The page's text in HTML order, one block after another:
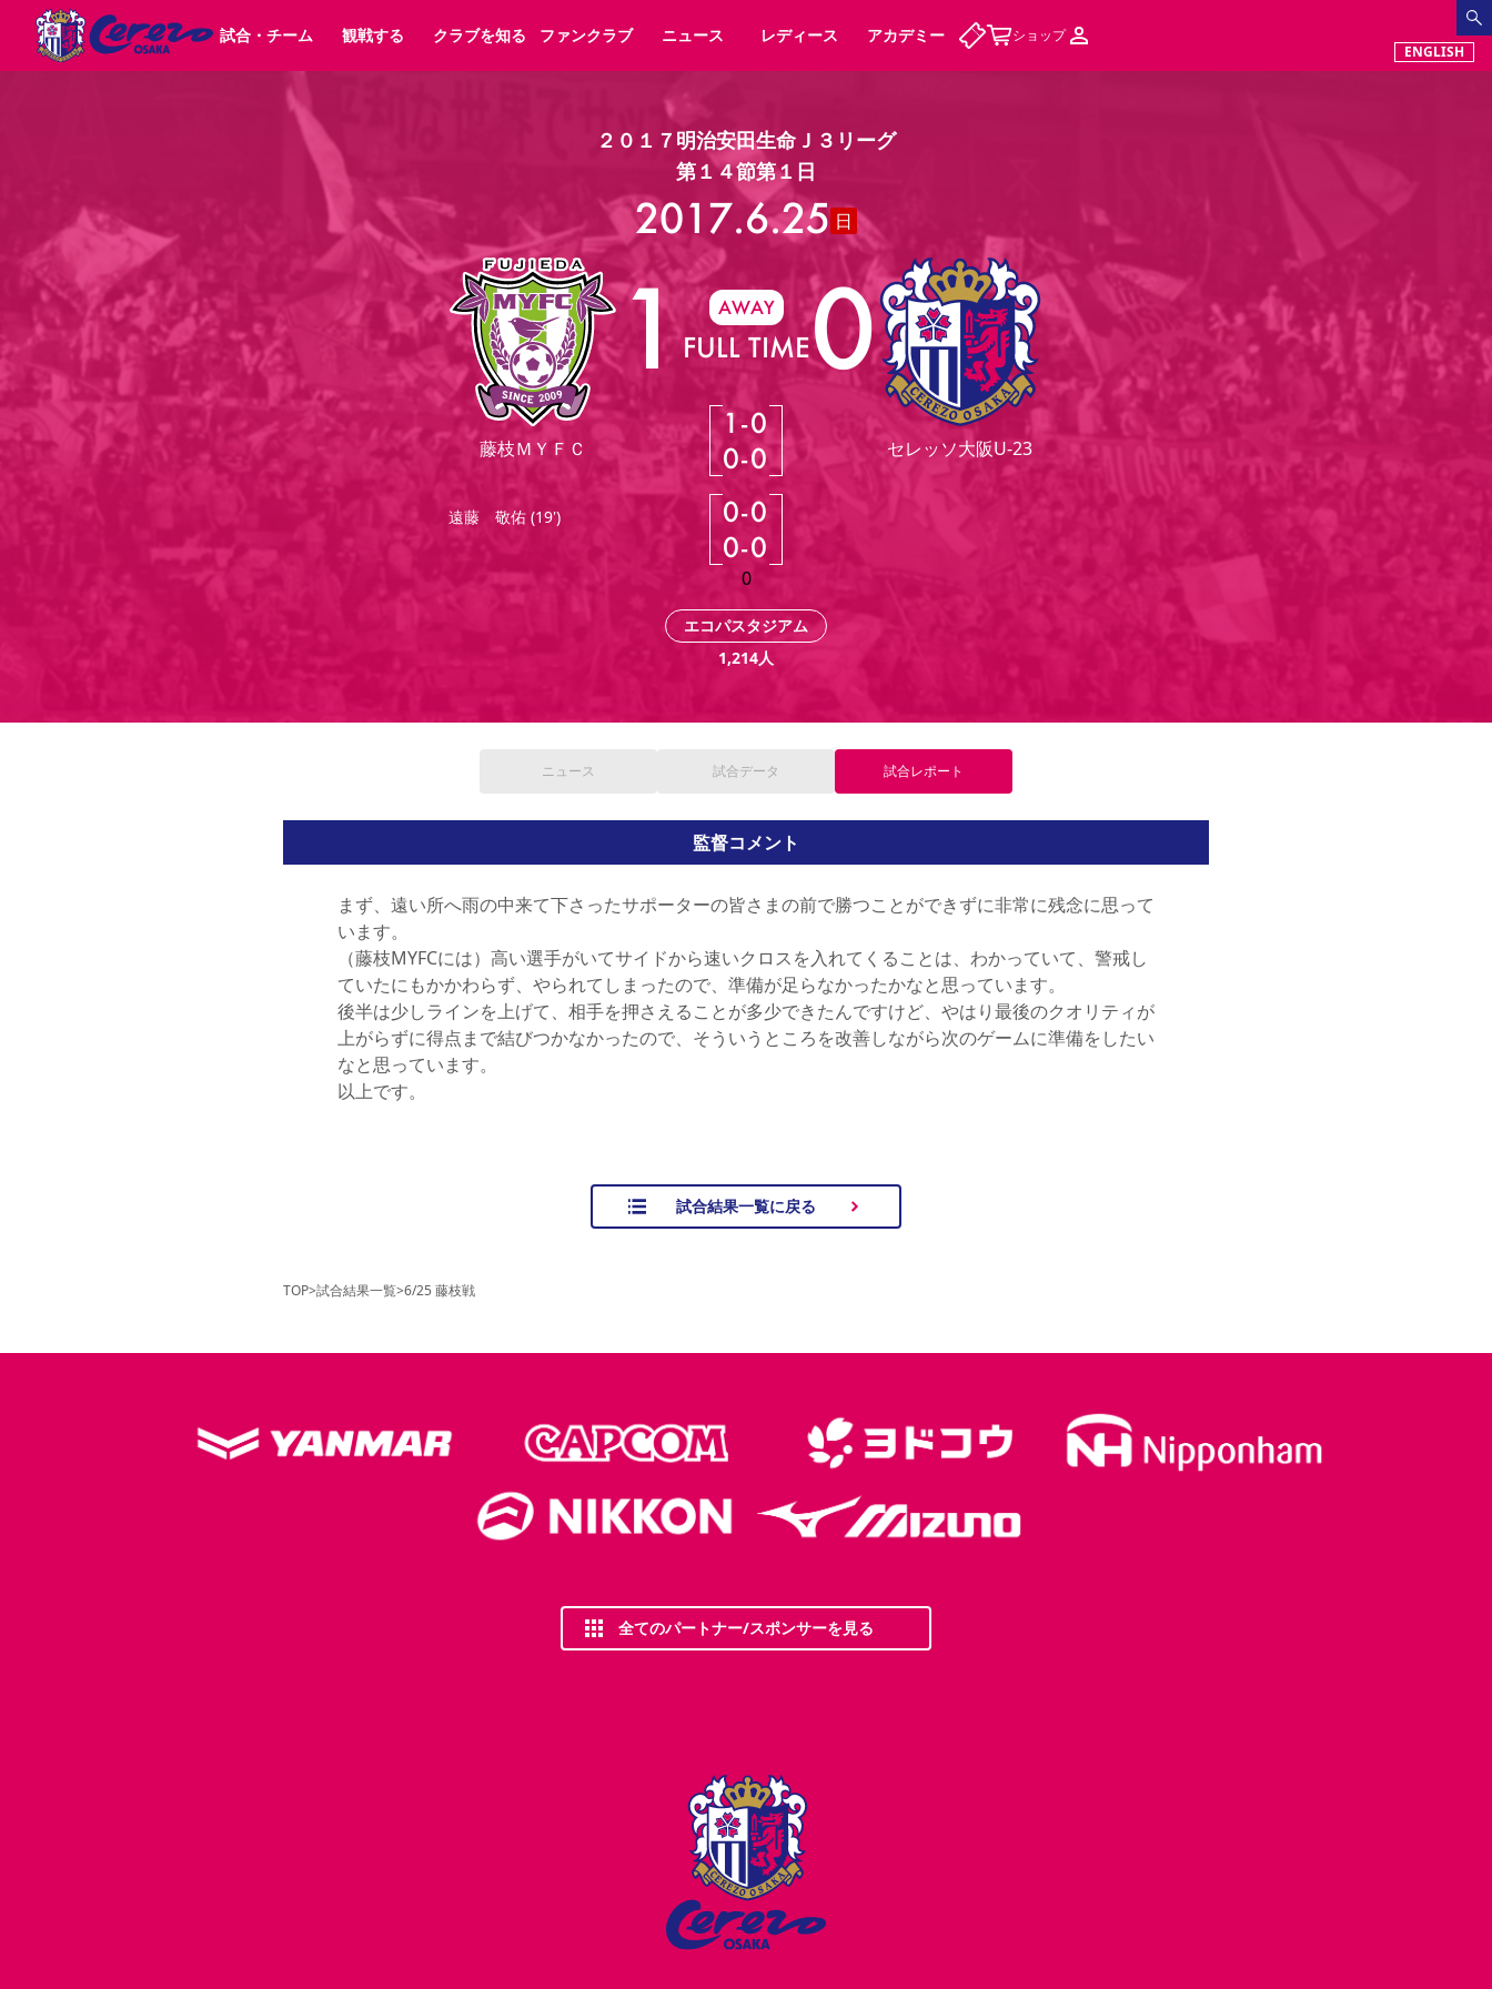
試合・チーム
メディア情報 アクセス アカデミー
ハナサカプレーヤー
歴代所属選手
観戦する
販売スケジュール 価格・席種 法人シーズンシート 福祉サービス
譲渡サービス
初めて観戦ガイド キッズ向けサービス グルメ マッチデープログラム 観戦マナー&ルール
ビジターサポーター観戦ガイド
公式アプリ
YANMAR HANASAKA STADIUM DAZNで観戦 アウェイツアー よくある質問
クラブを知る
シーズン記録 求人情報
セレッソ大阪VISAカード サポートスタッフ セレッソアイデアちょうだいな
応援商店街
Lise（ライセンスビジネス）
サステナビリティポリシー インパクトレポート 活動レポート SPORT POSITIVE LEAGUES
取り組み実績
スポーツクラブ
長居公園 セレッソフットサルパーク セレッソフットサルパーク長居
セレッソスポーツパーク舞洲
YANMAR HANASAKA STADIUM
子供のサッカースクール
大人のサッカースクール
その他スポーツクラブ
ファンクラブ
招待券引換方法 まいセレチケット 婚姻届・出生届・命名書
ニュース
チケット パートナー スポーツクラブ メディア
レディース アカデミー
ショップ
ENGLISH
２０１７明治安田生命Ｊ３リーグ
第１４節第１日
2017.6.25 日
藤枝ＭＹＦＣ
遠藤 敬佑 (19')
1 AWAY
FULL TIME0
1-0
0-0
0-0
0-0
0
セレッソ大阪U-23
エコパスタジアム
1,214人
ニュース 試合データ 試合レポート
監督コメント
まず、遠い所へ雨の中来て下さったサポーターの皆さまの前で勝つことができずに非常に残念に思って
います。
（藤枝MYFCには）高い選手がいてサイドから速いクロスを入れてくることは、わかっていて、警戒し
ていたにもかかわらず、やられてしまったので、準備が足らなかったかなと思っています。
後半は少しラインを上げて、相手を押さえることが多少できたんですけど、やはり最後のクオリティが
上がらずに得点まで結びつかなかったので、そういうところを改善しながら次のゲームに準備をしたい
なと思っています。
以上です。
試合結果一覧に戻る
TOP>試合結果一覧>6/25 藤枝戦
全てのパートナー/スポンサーを見る